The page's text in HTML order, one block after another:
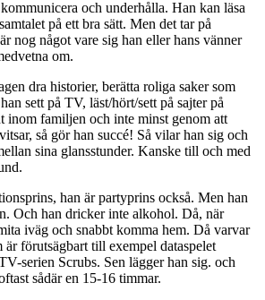
och underhålla. Han kan läsa
på ett bra sätt. Men det tar på
nog något vare sig han eller hans vänner
om.
dra historier, berätta roliga saker som
sett på TV, läst/hört/sett på sajter på
inom familjen och inte minst genom att
så gör han succé! Så vilar han sig och
sina glansstunder. Kanske till och med
han är partyprins också. Men han
Och han dricker inte alkohol. Då, när
iväg och snabbt komma hem. Då varvar
är förutsägbart till exempel dataspelet
serien Scrubs. Sen lägger han sig. och
sådär en 15-16 timmar.